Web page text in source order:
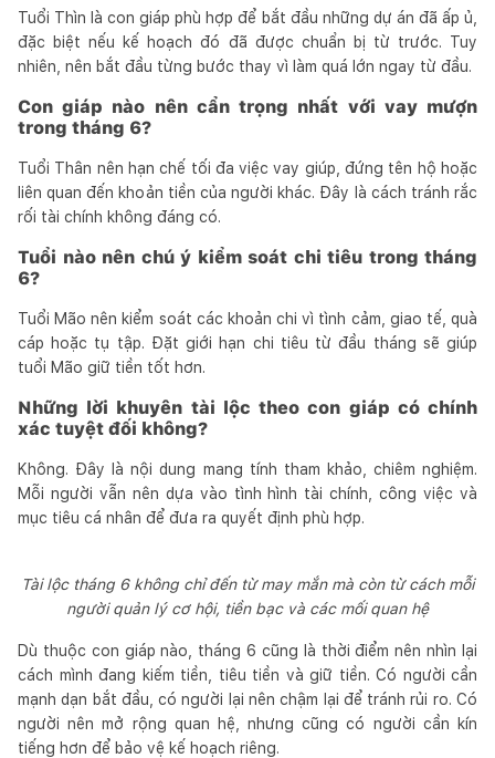
Tuổi Thìn là con giáp phù hợp để bắt đầu những dự án đã ấp ủ,
đặc biệt nếu kế hoạch đó đã được chuẩn bị từ trước. Tuy
nhiên, nên bắt đầu từng bước thay vì làm quá lớn ngay từ đầu.
Con giáp nào nên cẩn trọng nhất với vay mượn
trong tháng 6?
Tuổi Thân nên hạn chế tối đa việc vay giúp, đứng tên hộ hoặc
liên quan đến khoản tiền của người khác. Đây là cách tránh rắc
rối tài chính không đáng có.
Tuổi nào nên chú ý kiểm soát chi tiêu trong tháng
6?
Tuổi Mão nên kiểm soát các khoản chi vì tình cảm, giao tế, quà
cáp hoặc tụ tập. Đặt giới hạn chi tiêu từ đầu tháng sẽ giúp
tuổi Mão giữ tiền tốt hơn.
Những lời khuyên tài lộc theo con giáp có chính
xác tuyệt đối không?
Không. Đây là nội dung mang tính tham khảo, chiêm nghiệm.
Mỗi người vẫn nên dựa vào tình hình tài chính, công việc và
mục tiêu cá nhân để đưa ra quyết định phù hợp.
Tài lộc tháng 6 không chỉ đến từ may mắn mà còn từ cách mỗi
người quản lý cơ hội, tiền bạc và các mối quan hệ
Dù thuộc con giáp nào, tháng 6 cũng là thời điểm nên nhìn lại
cách mình đang kiếm tiền, tiêu tiền và giữ tiền. Có người cần
mạnh dạn bắt đầu, có người lại nên chậm lại để tránh rủi ro. Có
người nên mở rộng quan hệ, nhưng cũng có người cần kín
tiếng hơn để bảo vệ kế hoạch riêng.